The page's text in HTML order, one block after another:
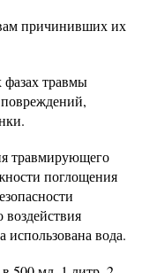
причинивших их
травмы
травмирующего
поглощения
вода.